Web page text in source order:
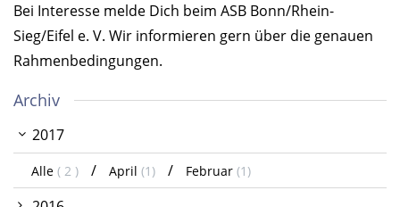
Bei Interesse melde Dich beim ASB Bonn/Rhein-
Sieg/Eifel e. V. Wir informieren gern über die genauen
Rahmenbedingungen.
Archiv
2017
Alle ( 2 ) April (1) Februar (1)